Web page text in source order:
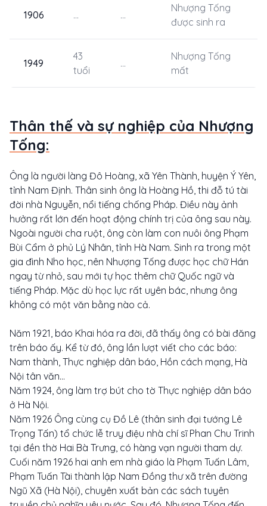
1906 ... ...
Nhượng Tống
được sinh ra
1949
43
tuổi
...
Nhượng Tống
mất
Thân thế và sự nghiệp của Nhượng
Tống:
Ông là người làng Đô Hoàng, xã Yên Thành, huyện Ý Yên,
tỉnh Nam Định. Thân sinh ông là Hoàng Hồ, thi đỗ tú tài
đời nhà Nguyễn, nổi tiếng chống Pháp. Điều này ảnh
hưởng rất lớn đến hoạt động chính trị của ông sau này.
Ngoài người cha ruột, ông còn làm con nuôi ông Phạm
Bùi Cẩm ở phủ Lý Nhân, tỉnh Hà Nam. Sinh ra trong một
gia đình Nho học, nên Nhượng Tống được học chữ Hán
ngay từ nhỏ, sau mới tự học thêm chữ Quốc ngữ và
tiếng Pháp. Mặc dù học lực rất uyên bác, nhưng ông
không có một văn bằng nào cả.
Năm 1921, báo Khai hóa ra đời, đã thấy ông có bài đăng
trên báo ấy. Kể từ đó, ông lần lượt viết cho các báo:
Nam thành, Thực nghiệp dân báo, Hồn cách mạng, Hà
Nội tân văn...
Năm 1924, ông làm trợ bút cho tờ Thực nghiệp dân báo
ở Hà Nội.
Năm 1926 Ông cùng cụ Đồ Lê (thân sinh đại tướng Lê
Trọng Tấn) tổ chức lễ truy điệu nhà chí sĩ Phan Chu Trinh
tại đền thờ Hai Bà Trưng, có hàng vạn người tham dự.
Cuối năm 1926 hai anh em nhà giáo là Phạm Tuấn Lâm,
Phạm Tuấn Tài thành lập Nam Đồng thư xã trên đường
Ngũ Xã (Hà Nội), chuyên xuất bản các sách tuyên